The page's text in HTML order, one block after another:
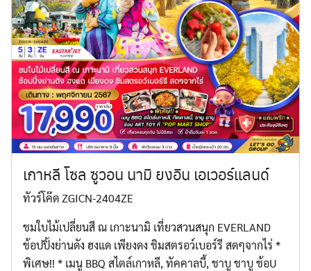
เกาหลี โซล ซูวอน นามิ ยงอิน เอเวอร์แลนด์
ทัวร์โค๊ด ZGICN-2404ZE
ชมใบไม้เปลี่ยนสี ณ เกาะนามิ เที่ยวสวนสนุก EVERLAND
ช้อปปิ้งย่านดัง ฮงแด เพียงดง ชิมสตรอว์เบอร์รี สดๆจากไร่ *
พิเศษ!! * เมนู BBQ สไตล์เกาหลี, ทัคคาลบี้, ชาบู ชาบู ช้อU